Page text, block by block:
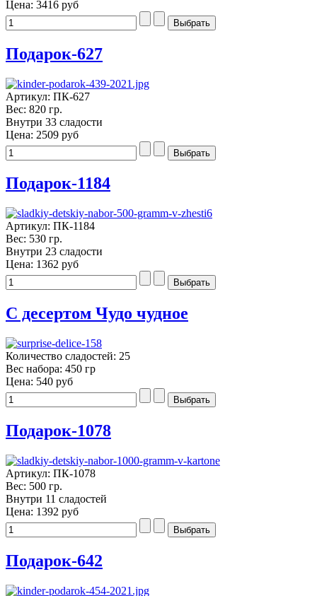
Цена: 3416 руб
Подарок-627
Артикул: ПК-627
Вес: 820 гр.
Внутри 33 сладости
Цена: 2509 руб
Подарок-1184
Артикул: ПК-1184
Вес: 530 гр.
Внутри 23 сладости
Цена: 1362 руб
С десертом Чудо чудное
Количество сладостей: 25
Вес набора: 450 гр
Цена: 540 руб
Подарок-1078
Артикул: ПК-1078
Вес: 500 гр.
Внутри 11 сладостей
Цена: 1392 руб
Подарок-642